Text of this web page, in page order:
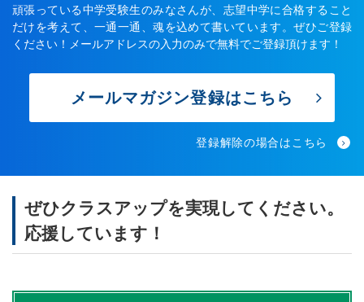
頑張っている中学受験生のみなさんが、志望中学に合格すること
だけを考えて、一通一通、魂を込めて書いています。ぜひご登録
ください！メールアドレスの入力のみで無料でご登録頂けます！
メールマガジン登録はこちら
登録解除の場合はこちら
ぜひクラスアップを実現してください。
応援しています！